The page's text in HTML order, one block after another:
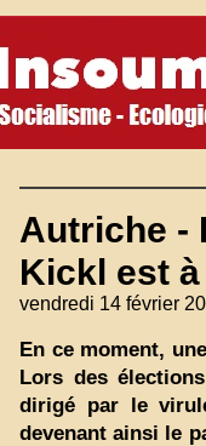
Autriche -
Kickl est
vendredi 14 février
En ce moment,
Lors des
dirigé par le
devenant ainsi le